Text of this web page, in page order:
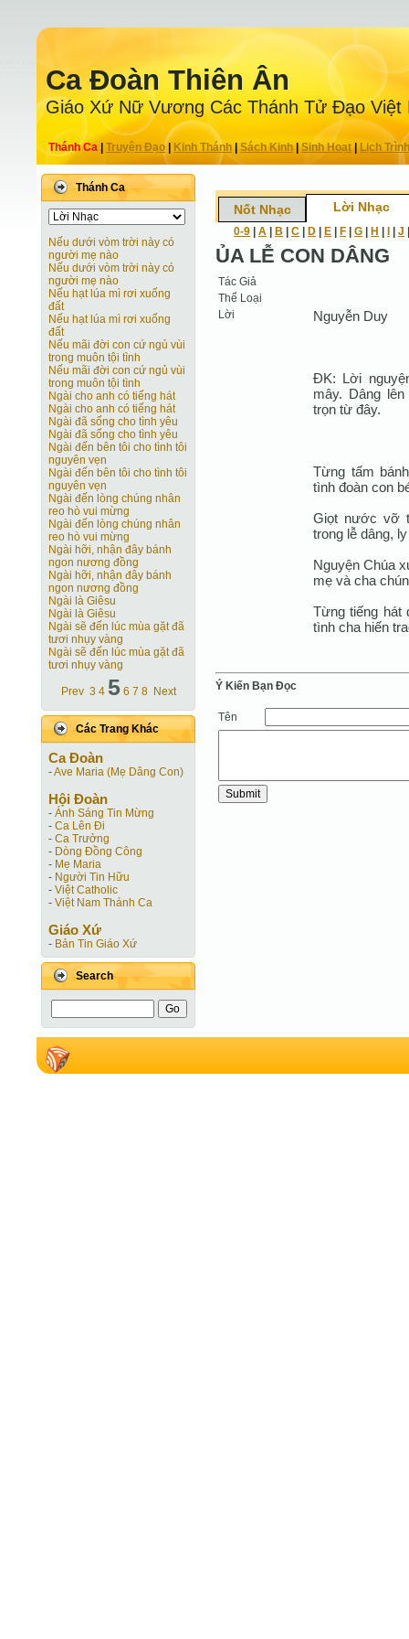
Ca Ðoàn Thiên Ân
Giáo Xứ Nữ Vương Các Thánh Tử Ðạo Việt
Thánh Ca Truyện Ðạo| Kinh Thánh Sách Kinh|Sinh Hoạt| Lịch Trình
Thánh Ca
Nếu dưới vòm trời này có
người mẹ nào
Nếu dưới vòm trời này có
người mẹ nào
Nếu hạt lúa mì rơi xuống
đất
Nếu hạt lúa mì rơi xuống
đất
Nếu mãi đời con cứ ngủ vùi
trong muôn tội tình
Nếu mãi đời con cứ ngủ vùi
trong muôn tội tình
Ngài cho anh có tiếng hát
Ngài cho anh có tiếng hát
Ngài đã sống cho tình yêu
Ngài đã sống cho tình yêu
Ngài đến bên tôi cho tình tôi
nguyên vẹn
Ngài đến bên tôi cho tình tôi
nguyên vẹn
Ngài đến lòng chúng nhân
reo hò vui mừng
Ngài đến lòng chúng nhân
reo hò vui mừng
Ngài hỡi, nhận đây bánh
ngon nương đồng
Ngài hỡi, nhận đây bánh
ngon nương đồng
Ngài là Giêsu
Ngài là Giêsu
Ngài sẽ đến lúc mùa gặt đã
tươi nhụy vàng
Ngài sẽ đến lúc mùa gặt đã
tươi nhụy vàng
Prev 3 4 5 6 7 8 Next
Các Trang Khác
Ca Ðoàn
-Ave Maria (Mẹ Dâng Con)
Hội Ðoàn
- Ánh Sáng Tin Mừng
- Ca Lên Đi
- Ca Trưởng
- Dòng Đồng Công
- Mẹ Maria
- Người Tin Hữu
- Việt Catholic
- Việt Nam Thánh Ca
Giáo Xứ
- Bản Tin Giáo Xứ
Search
Nốt Nhạc Lời Nhạc
0-9 A B C D E F G H J
ỦA LỄ CON DÂNG
Tác Giả
Thể Loại
Lời
Nguyễn Duy
ĐK: Lời
mây. Dâng
trọn từ đây.
Từng tấm
tình đoàn con
Giọt nước vỡ
trong lễ dâng,
Nguyện Chúa
mẹ và cha
Từng tiếng hát
tình cha hiến
Ý Kiến Bạn Ðọc
Tên